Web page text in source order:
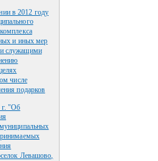
в 2012 году
и иных мер
служащими
числе
подарков
г. "Об
Левашово,